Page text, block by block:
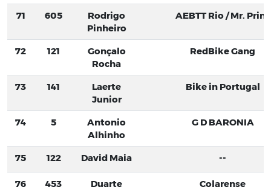
71 605
Rodrigo
Pinheiro
AEBTT Rio / Mr. Print
72 121
Gonçalo
Rocha
RedBike Gang
73 141
Laerte
Junior
Bike in Portugal
74 5
Antonio
Alhinho
G D BARONIA
75 122 David Maia --
76 453
Duarte
Colarense